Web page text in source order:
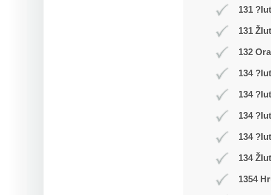
131 ?lut
131
132
134 ?lut
134 ?lut
134 ?lut
134 ?lut
134
1354